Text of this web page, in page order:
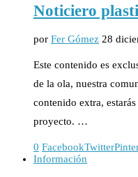
Noticiero
por Fer Gómez 28
Este contenido es
de la ola, nuestra
contenido extra,
proyecto. …
0 FacebookTwitter
Información